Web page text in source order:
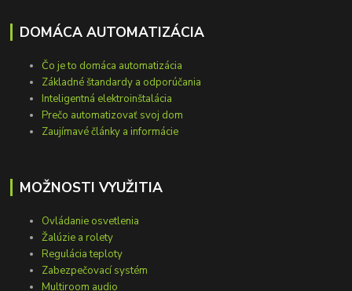
DOMÁCA AUTOMATIZÁCIA
Čo je to domáca automatizácia
Základné štandardy a odporúčania
Inteligentná elektroinštalácia
Prečo automatizovať svoj dom
Zaujímavé články a informácie
MOŽNOSTI VYUŽITIA
Ovládanie osvetlenia
Žalúzie a rolety
Regulácia teploty
Zabezpečovací systém
Multiroom audio